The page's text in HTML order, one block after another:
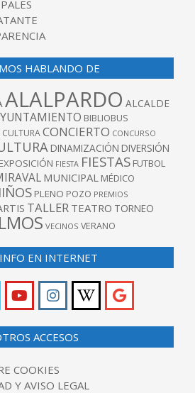
HABLANDO DE
ALALPARDO ALCALDE
BIBLIOBUS
CULTURACONCIERTO CONCURSO
DINAMIZACIÓN DIVERSIÓN
EXPOSICIÓN FIESTA FIESTAS FUTBOL
MUNICIPAL MÉDICO
PLENO POZO PREMIOS
TALLER TEATRO TORNEO
VECINOS VERANO
EN INTERNET
ACCESOS
COOKIES
Y AVISO LEGAL